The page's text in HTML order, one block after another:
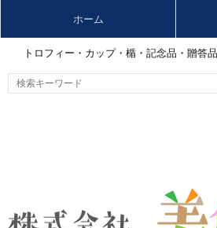
ホーム
トロフィー・カップ・楯・記念品・贈答